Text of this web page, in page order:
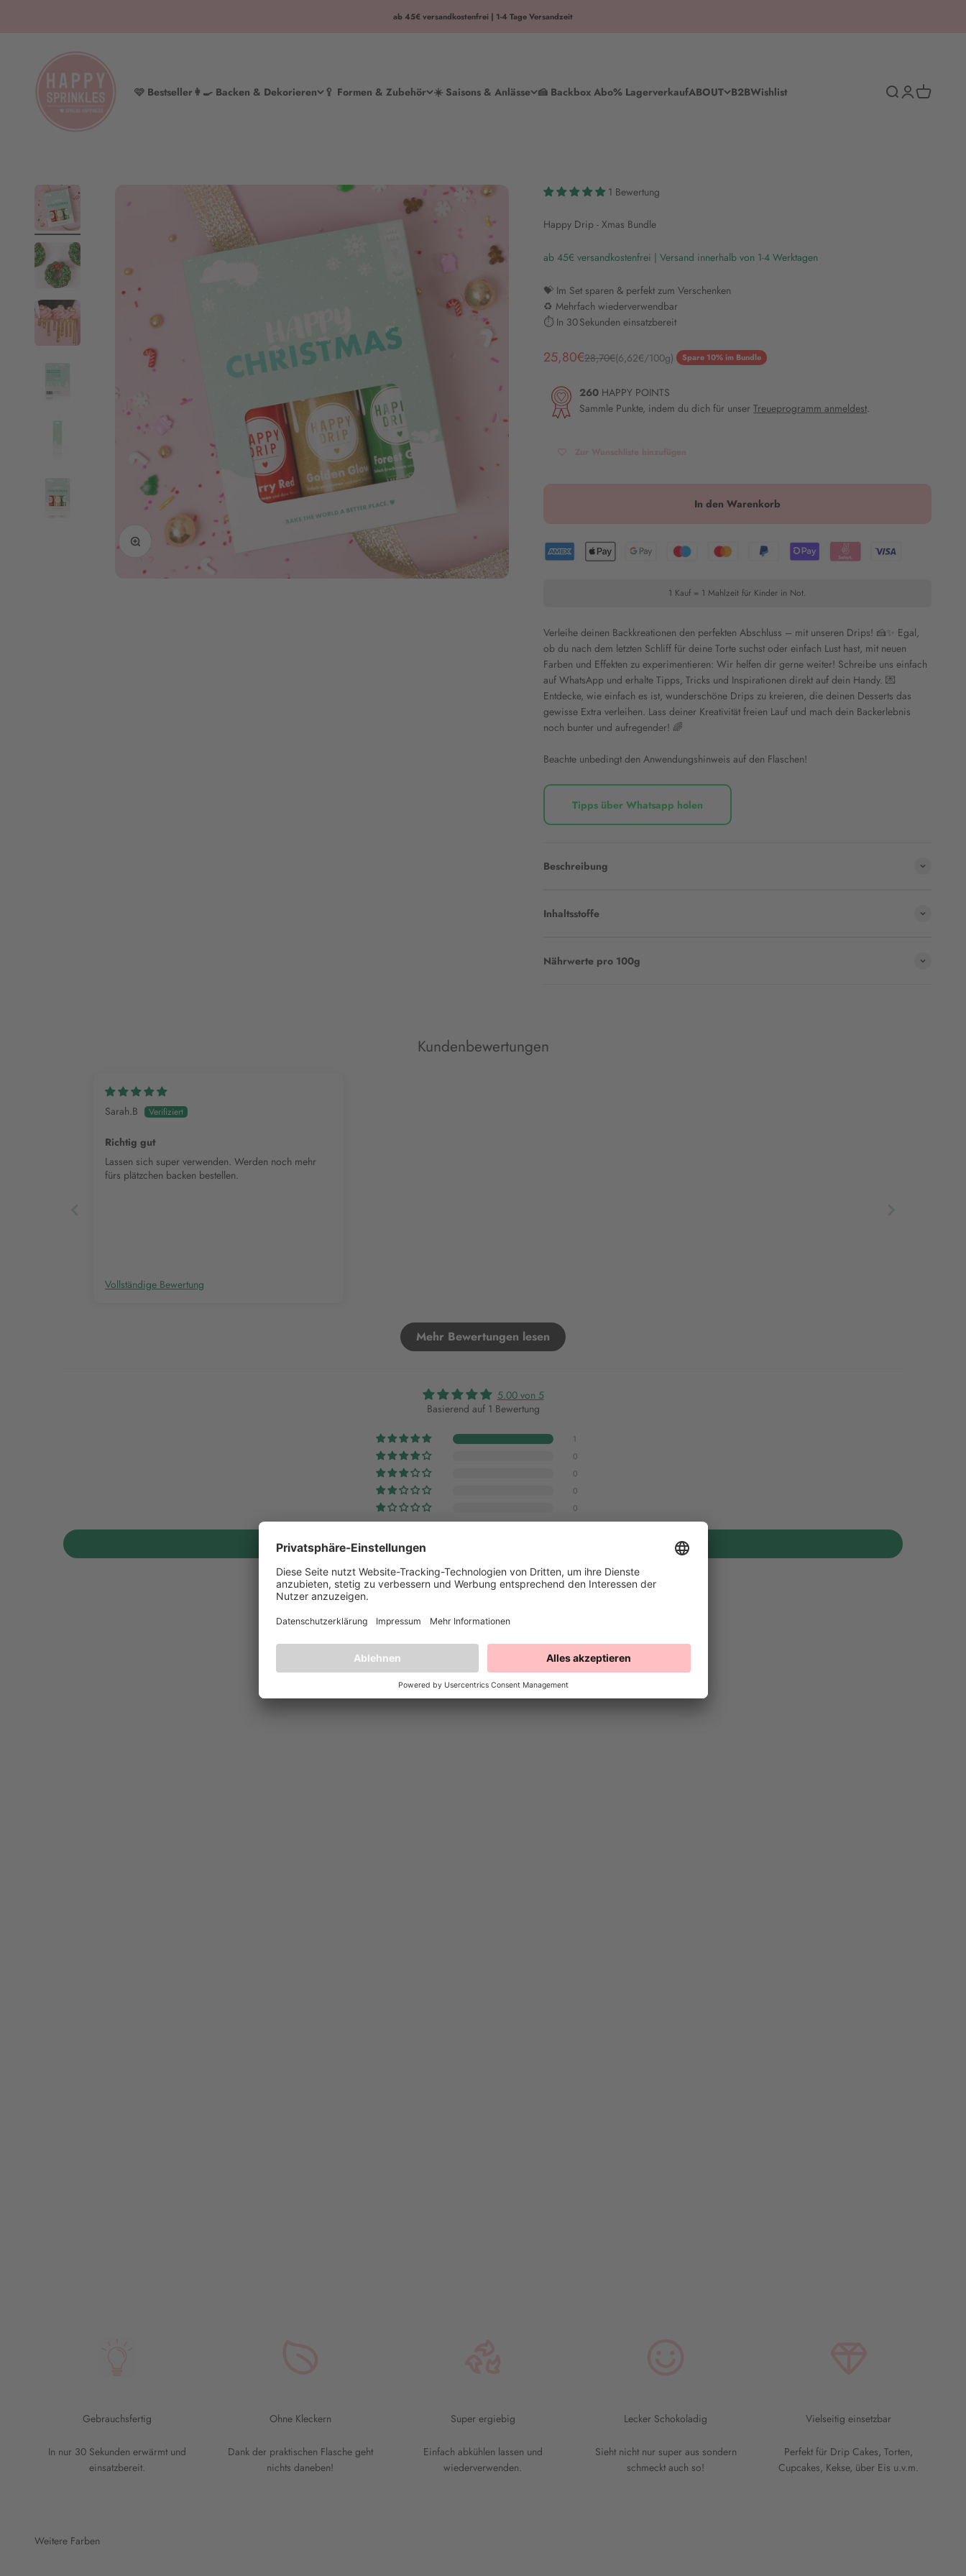
ab 45€ versandkostenfrei | 1-4 Tage Versandzeit
🩷 Bestseller👩‍🍳 Backen & Dekorieren 🥄 Formen & Zubehör ☀️ Saisons & Anlässe 🍰 Backbox Abo% LagerverkaufABOUT B2BWishlist
HAPPY SPRINKLES | D2C
SucheAnmelden
Warenkorb
Bild vergrößern
1 Bewertung
Happy Drip - Xmas Bundle
ab 45€ versandkostenfrei | Versand innerhalb von 1-4 Werktagen
💝 Im Set sparen & perfekt zum Verschenken
♻️ Mehrfach wiederverwendbar
⏱️ In 30 Sekunden einsatzbereit
Angebot
25,80€Regulärer Preis
28,70€(6,62€/100g) Spare 10% im Bundle
260 HAPPY POINTS
Sammle Punkte, indem du dich für unser Treueprogramm anmeldest.
In den Warenkorb
1 Kauf = 1 Mahlzeit für Kinder in Not.
Verleihe deinen Backkreationen den perfekten Abschluss – mit unseren Drips! 🍰✨ Egal,
ob du nach dem letzten Schliff für deine Torte suchst oder einfach Lust hast, mit neuen
Farben und Effekten zu experimentieren: Wir helfen dir gerne weiter! Schreibe uns einfach
auf WhatsApp und erhalte Tipps, Tricks und Inspirationen direkt auf dein Handy. 💌
Entdecke, wie einfach es ist, wunderschöne Drips zu kreieren, die deinen Desserts das
gewisse Extra verleihen. Lass deiner Kreativität freien Lauf und mach dein Backerlebnis
noch bunter und aufregender! 🌈
Beachte unbedingt den Anwendungshinweis auf den Flaschen!
Tipps über Whatsapp holen
Beschreibung
Inhaltsstoffe
Nährwerte pro 100g
Kundenbewertungen
Sarah.B
Richtig gut
Lassen sich super verwenden. Werden noch mehr
fürs plätzchen backen bestellen.
Vollständige Bewertung
Mehr Bewertungen lesen
5.00 von 5
Basierend auf 1 Bewertung
1
0
0
0
0
Gebrauchsfertig
In nur 30 Sekunden erwärmt und
einsatzbereit.
Ohne Kleckern
Dank der praktischen Flasche geht
nichts daneben!
Super ergiebig
Einfach abkühlen lassen und
wiederverwenden.
Lecker Schokoladig
Sieht nicht nur super aus sondern
schmeckt auch so!
Vielseitig einsetzbar
Perfekt für Drip Cakes, Torten,
Cupcakes, Kekse, über Eis u.v.m.
Weitere Farben